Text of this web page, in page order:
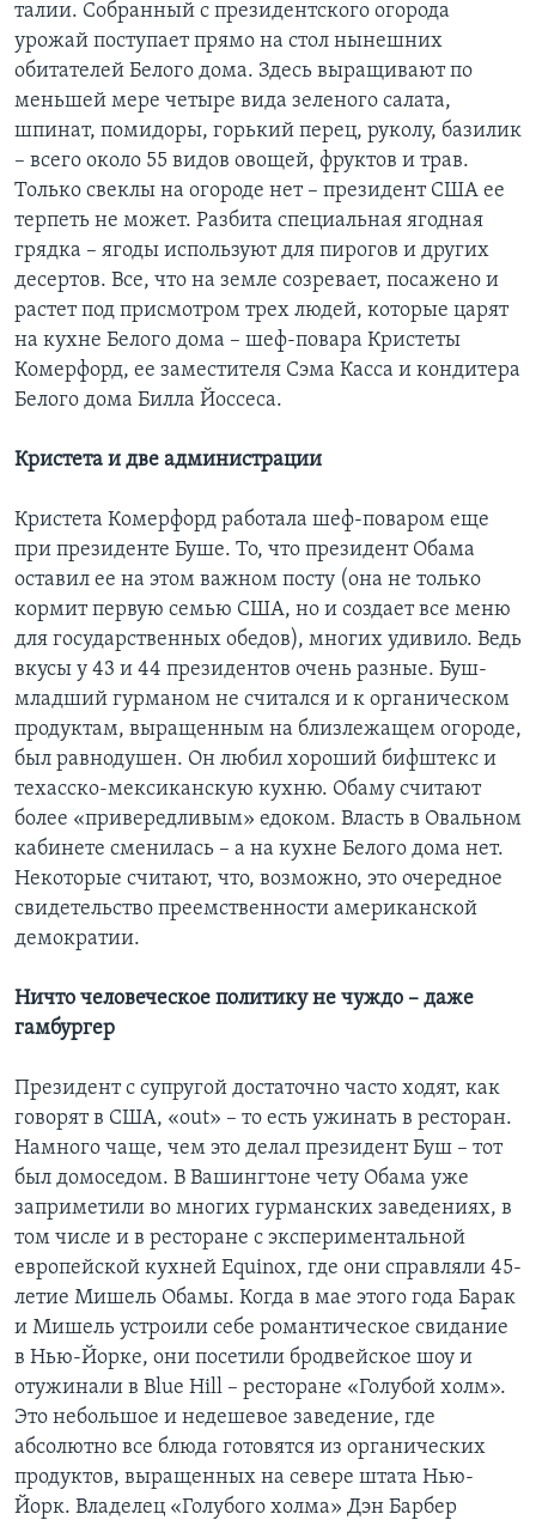
талии. Собранный с президентского огорода
урожай поступает прямо на стол нынешних
обитателей Белого дома. Здесь выращивают по
меньшей мере четыре вида зеленого салата,
шпинат, помидоры, горький перец, руколу, базилик
– всего около 55 видов овощей, фруктов и трав.
Только свеклы на огороде нет – президент США ее
терпеть не может. Разбита специальная ягодная
грядка – ягоды используют для пирогов и других
десертов. Все, что на земле созревает, посажено и
растет под присмотром трех людей, которые царят
на кухне Белого дома – шеф-повара Кристеты
Комерфорд, ее заместителя Сэма Касса и кондитера
Белого дома Билла Йоссеса.
Кристета и две администрации
Кристета Комерфорд работала шеф-поваром еще
при президенте Буше. То, что президент Обама
оставил ее на этом важном посту (она не только
кормит первую семью США, но и создает все меню
для государственных обедов), многих удивило. Ведь
вкусы у 43 и 44 президентов очень разные. Буш-
младший гурманом не считался и к органическом
продуктам, выращенным на близлежащем огороде,
был равнодушен. Он любил хороший бифштекс и
техасско-мексиканскую кухню. Обаму считают
более «привередливым» едоком. Власть в Овальном
кабинете сменилась – а на кухне Белого дома нет.
Некоторые считают, что, возможно, это очередное
свидетельство преемственности американской
демократии.
Ничто человеческое политику не чуждо – даже
гамбургер
Президент с супругой достаточно часто ходят, как
говорят в США, «out» – то есть ужинать в ресторан.
Намного чаще, чем это делал президент Буш – тот
был домоседом. В Вашингтоне чету Обама уже
заприметили во многих гурманских заведениях, в
том числе и в ресторане с экспериментальной
европейской кухней Equinox, где они справляли 45-
летие Мишель Обамы. Когда в мае этого года Барак
и Мишель устроили себе романтическое свидание
в Нью-Йорке, они посетили бродвейское шоу и
отужинали в Blue Hill – ресторане «Голубой холм».
Это небольшое и недешевое заведение, где
абсолютно все блюда готовятся из органических
продуктов, выращенных на севере штата Нью-
Йорк. Владелец «Голубого холма» Дэн Барбер